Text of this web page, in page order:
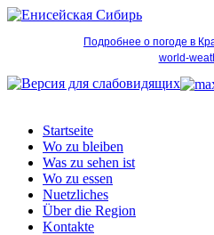
Подробнее о погоде в
world-
Startseite
Wo zu bleiben
Was zu sehen ist
Wo zu essen
Nuetzliches
Über die Region
Kontakte